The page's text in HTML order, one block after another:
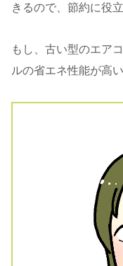
きるので、節約に役
もし、古い型のエア
ルの省エネ性能が高